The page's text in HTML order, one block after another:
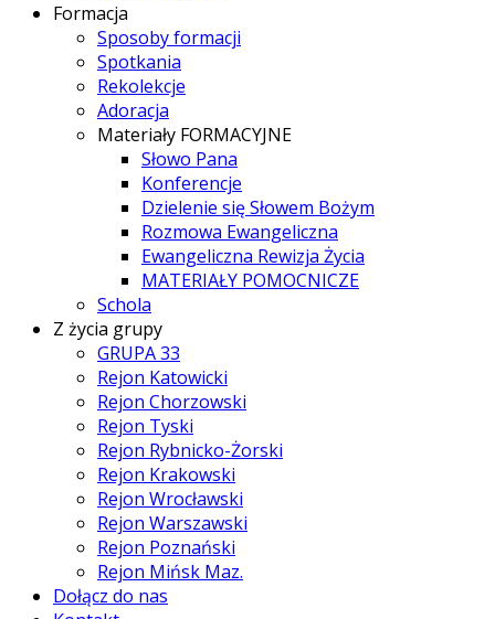
Formacja
Sposoby formacji
Spotkania
Rekolekcje
Adoracja
Materiały FORMACYJNE
Słowo Pana
Konferencje
Dzielenie się Słowem Bożym
Rozmowa Ewangeliczna
Ewangeliczna Rewizja Życia
MATERIAŁY POMOCNICZE
Schola
Z życia grupy
GRUPA 33
Rejon Katowicki
Rejon Chorzowski
Rejon Tyski
Rejon Rybnicko-Żorski
Rejon Krakowski
Rejon Wrocławski
Rejon Warszawski
Rejon Poznański
Rejon Mińsk Maz.
Dołącz do nas